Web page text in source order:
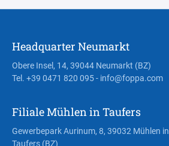
Headquarter Neumarkt
Obere Insel, 14, 39044 Neumarkt (BZ)
Tel. +39 0471 820 095- info@foppa.com
Filiale Mühlen in Taufers
Gewerbepark Aurinum, 8, 39032 Mühlen in
Taufers (BZ)